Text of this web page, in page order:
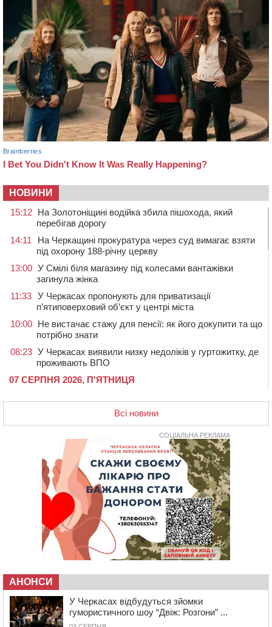
НОВИНИ
15:12 На Золотоніщині водійка збила пішохода, який
перебігав дорогу
14:11
На Черкащині прокуратура через суд вимагає взяти
під охорону 188-річну церкву
13:00 У Смілі біля магазину під колесами вантажівки
загинула жінка
11:33 У Черкасах пропонують для приватизації
п’ятиповерховий об’єкт у центрі міста
10:00 Не вистачає стажу для пенсії: як його докупити та що
потрібно знати
08:23 У Черкасах виявили низку недоліків у гуртожитку, де
проживають ВПО
07 СЕРПНЯ 2026, П'ЯТНИЦЯ
20:13 Черкаси виділять близько 20 млн грн на роботу
ліцею “Перспектива” до кінця року
На Уманщині суд припинив право оренди земельних
ділянок, незаконно переданих іноземцем
Вихователька з Черкас і дві педагогині з області
стали фіналістками Global Teacher Prize Ukraine 2026
Зарядка, йога, сапи та нові знайомства: у Черкасах
закрили сезон літнього табору для людей поважного
віку
“Це страшна несправедливість”: мати хворого на
СМА 13-річного хлопця із Драбівщини просить
ОВА виділити кошти на дороговартісні ліки
17:15 На Уманщині судитимуть колишню очільницю відділу
освіти через закупівлю електрики за завищеною
ціною
Всі новини
СОЦІАЛЬНА РЕКЛАМА
АНОНСИ
У Черкасах відбудуться зйомки
гумористичного шоу “Двіж: Розгони” ...